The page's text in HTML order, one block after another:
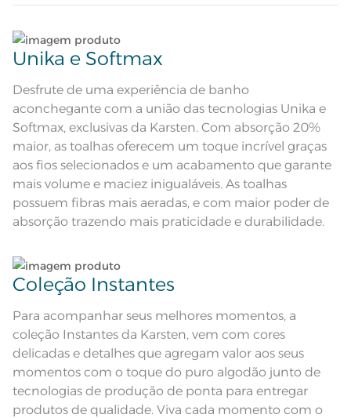
decorativa tom sobre tom;
Composição
Cor Ivory/Greige
Cor Comercial Ivory/Greige
Itens Inclusos 1 Toalha Banhão
Medida 86cm x 1,50m
Acabamento
Instruções de Lavagem
temperatura maxima de 60ºC;
maxima de 150ºC; Proibido lavar a
Observações
Pode haver pequena variação de
cor, de acordo com a configuração
e modelo do monitor ou do
aparelho celular. Consultar a cor
nas especificações técnicas do
produto.
Lave tipos de tecidos distintos separadamente;
ciclo;
Lave as peças no ciclo leve, suave ou delicado de
sua lavadora;
Enxágue as peças com bastante água;
Utilize a quantidade mínima de amaciante e sabão;
bem;;
Unika e Softmax
Desfrute de uma experiência de banho
aconchegante com a união das tecnologias Unika e
Softmax, exclusivas da Karsten. Com absorção 20%
maior, as toalhas oferecem um toque incrível graças
aos fios selecionados e um acabamento que garante
mais volume e maciez inigualáveis. As toalhas
possuem fibras mais aeradas, e com maior poder de
absorção trazendo mais praticidade e durabilidade.
Coleção Instantes
Para acompanhar seus melhores momentos, a
coleção Instantes da Karsten, vem com cores
delicadas e detalhes que agregam valor aos seus
momentos com o toque do puro algodão junto de
tecnologias de produção de ponta para entregar
produtos de qualidade. Viva cada momento com o